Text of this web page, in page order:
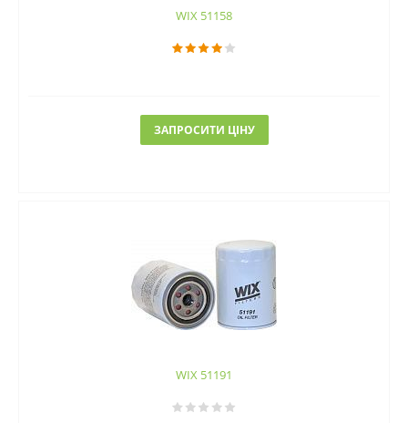
WIX 51158
ЗАПРОСИТИ ЦІНУ
WIX 51191